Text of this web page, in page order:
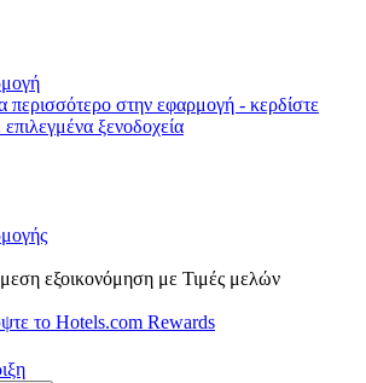
περισσότερο στην εφαρμογή - κερδίστε
ξενοδοχεία
εξοικονόμηση με Τιμές μελών
το Hotels.com Rewards